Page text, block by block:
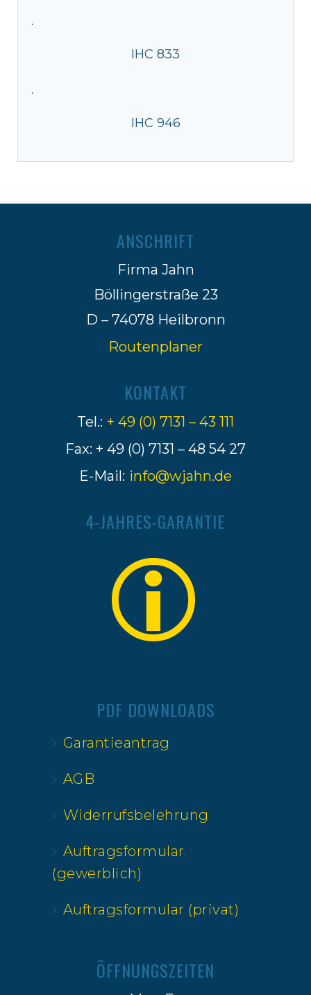
·
IHC 833
·
IHC 946
ANSCHRIFT
Firma Jahn
Böllingerstraße 23
D – 74078 Heilbronn
Routenplaner
KONTAKT
Tel.: + 49 (0) 7131 – 43 111
Fax: + 49 (0) 7131 – 48 54 27
E-Mail: info@wjahn.de
4-JAHRES-GARANTIE
PDF DOWNLOADS
Garantieantrag
AGB
Widerrufsbelehrung
Auftragsformular
(gewerblich)
Auftragsformular (privat)
ÖFFNUNGSZEITEN